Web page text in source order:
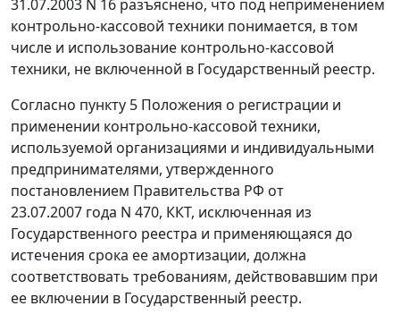
31.07.2003 N 16 разъяснено, что под неприменением
контрольно-кассовой техники понимается, в том
числе и использование контрольно-кассовой
техники, не включенной в Государственный реестр.
Согласно пункту 5 Положения о регистрации и
применении контрольно-кассовой техники,
используемой организациями и индивидуальными
предпринимателями, утвержденного
постановлением Правительства РФ от
23.07.2007 года N 470, ККТ, исключенная из
Государственного реестра и применяющаяся до
истечения срока ее амортизации, должна
соответствовать требованиям, действовавшим при
ее включении в Государственный реестр.